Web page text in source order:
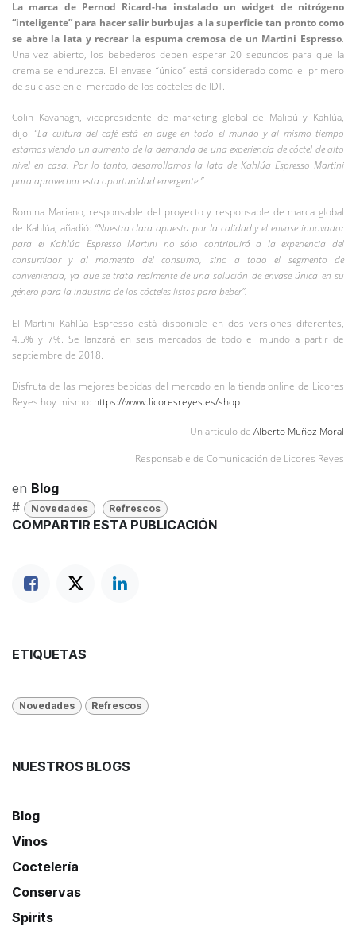
La marca de Pernod Ricard-ha instalado un widget de nitrógeno
“inteligente” para hacer salir burbujas a la superficie tan pronto como
se abre la lata y recrear la espuma cremosa de un Martini Espresso.
Una vez abierto, los bebederos deben esperar 20 segundos para que la
crema se endurezca. El envase “único” está considerado como el primero
de su clase en el mercado de los cócteles de IDT.
Colin Kavanagh, vicepresidente de marketing global de Malibú y Kahlúa,
dijo: “La cultura del café está en auge en todo el mundo y al mismo tiempo
estamos viendo un aumento de la demanda de una experiencia de cóctel de alto
nivel en casa. Por lo tanto, desarrollamos la lata de Kahlúa Espresso Martini
para aprovechar esta oportunidad emergente.”
Romina Mariano, responsable del proyecto y responsable de marca global
de Kahlúa, añadió: “Nuestra clara apuesta por la calidad y el envase innovador
para el Kahlúa Espresso Martini no sólo contribuirá a la experiencia del
consumidor y al momento del consumo, sino a todo el segmento de
conveniencia, ya que se trata realmente de una solución de envase única en su
género para la industria de los cócteles listos para beber”.
El Martini Kahlúa Espresso está disponible en dos versiones diferentes,
4.5% y 7%. Se lanzará en seis mercados de todo el mundo a partir de
septiembre de 2018.
Disfruta de las mejores bebidas del mercado en la tienda online de Licores
Reyes hoy mismo: https://www.licoresreyes.es/shop
Un artículo de Alberto Muñoz Moral
Responsable de Comunicación de Licores Reyes
en Blog
#
Novedades Refrescos
COMPARTIR ESTA PUBLICACIÓN
ETIQUETAS
Novedades Refrescos
NUESTROS BLOGS
Blog
Vinos
Coctelería
Conservas
Spirits